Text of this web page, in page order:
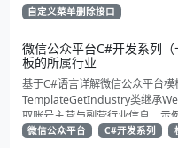
自定义菜单删除接口
微信公众平台C#开发系列
板的所属行业
基于C#语言详解微信公众平台
TemplateGetIndustry类继承
取账号主营与副营行业信息。示
与second_class数据，为开发者
微信公众平台 C#开发系列